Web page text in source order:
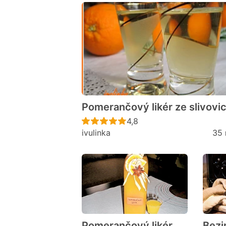
Pomerančový likér ze
Recept ještě nebyl
4,8
ivulinka
35